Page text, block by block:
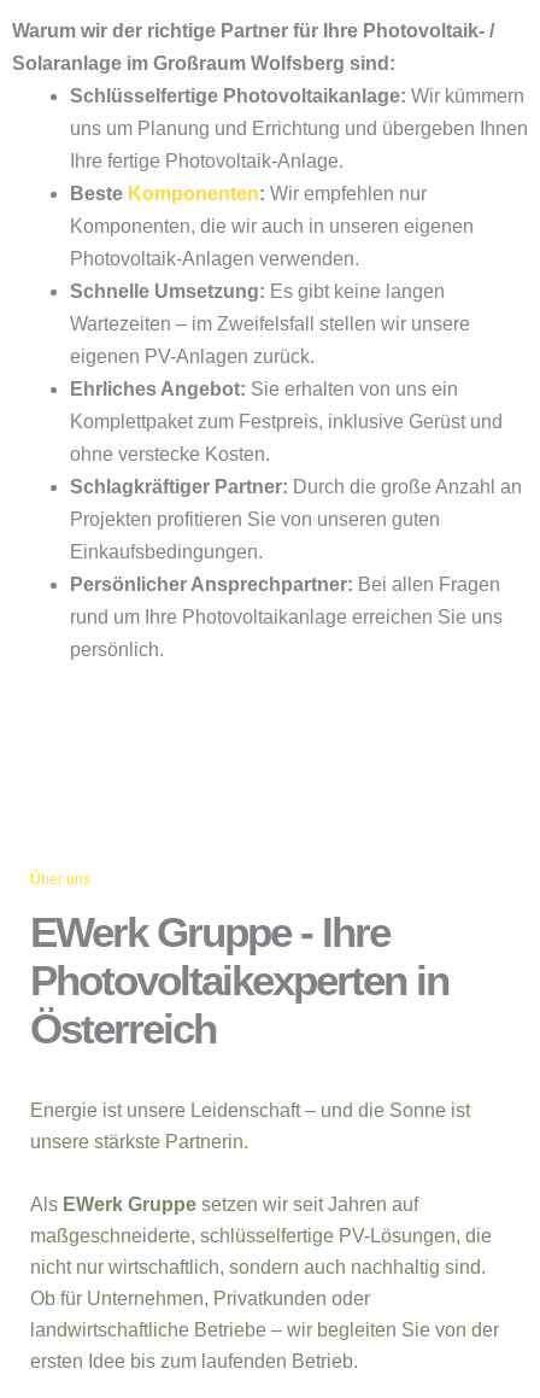
Warum wir der richtige Partner für Ihre Photovoltaik- /
Solaranlage im Großraum Wolfsberg sind:
Schlüsselfertige Photovoltaikanlage: Wir kümmern
uns um Planung und Errichtung und übergeben Ihnen
Ihre fertige Photovoltaik-Anlage.
Beste Komponenten: Wir empfehlen nur
Komponenten, die wir auch in unseren eigenen
Photovoltaik-Anlagen verwenden.
Schnelle Umsetzung: Es gibt keine langen
Wartezeiten – im Zweifelsfall stellen wir unsere
eigenen PV-Anlagen zurück.
Ehrliches Angebot: Sie erhalten von uns ein
Komplettpaket zum Festpreis, inklusive Gerüst und
ohne verstecke Kosten.
Schlagkräftiger Partner: Durch die große Anzahl an
Projekten profitieren Sie von unseren guten
Einkaufsbedingungen.
Persönlicher Ansprechpartner: Bei allen Fragen
rund um Ihre Photovoltaikanlage erreichen Sie uns
persönlich.
Über uns
EWerk Gruppe - Ihre
Photovoltaikexperten in
Österreich
Energie ist unsere Leidenschaft – und die Sonne ist
unsere stärkste Partnerin.
Als EWerk Gruppe setzen wir seit Jahren auf
maßgeschneiderte, schlüsselfertige PV-Lösungen, die
nicht nur wirtschaftlich, sondern auch nachhaltig sind.
Ob für Unternehmen, Privatkunden oder
landwirtschaftliche Betriebe – wir begleiten Sie von der
ersten Idee bis zum laufenden Betrieb.